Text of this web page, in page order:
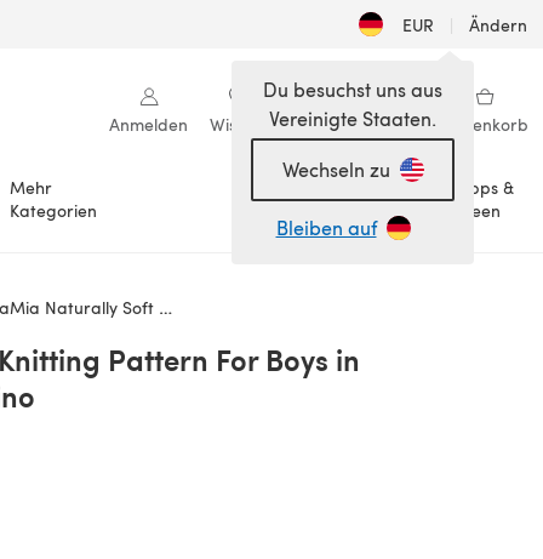
EUR | Ändern
Anmelden Wishlist Meine Bibliothek Warenkorb
Mehr
Kategorien
Anlässe
Tipps &
Ideen
Du besuchst uns aus
Vereinigte Staaten.
Wechseln zu
Bleiben auf
Soft Merino
Pattern For Boys in